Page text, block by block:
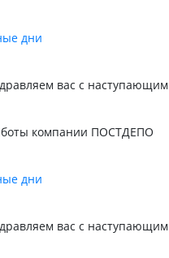
дни
вас с наступающим
компании ПОСТДЕПО
дни
вас с наступающим